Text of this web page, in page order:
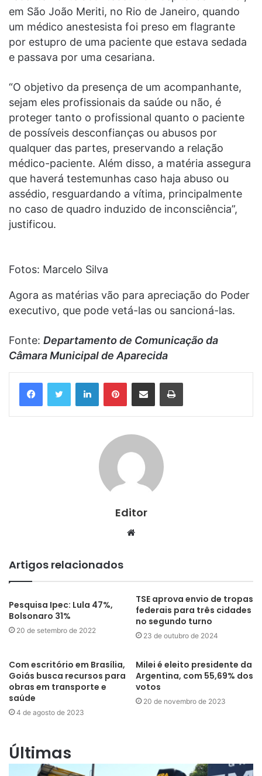
em São João Meriti, no Rio de Janeiro, quando
um médico anestesista foi preso em flagrante
por estupro de uma paciente que estava sedada
e passava por uma cesariana.
“O objetivo da presença de um acompanhante,
sejam eles profissionais da saúde ou não, é
proteger tanto o profissional quanto o paciente
de possíveis desconfianças ou abusos por
qualquer das partes, preservando a relação
médico-paciente. Além disso, a matéria assegura
que haverá testemunhas caso haja abuso ou
assédio, resguardando a vítima, principalmente
no caso de quadro induzido de inconsciência”,
justificou.
Fotos: Marcelo Silva
Agora as matérias vão para apreciação do Poder
executivo, que pode vetá-las ou sancioná-las.
Fonte: Departamento de Comunicação da
Câmara Municipal de Aparecida
LinkedinPinterestCompartilhar via e-mail Imprimir
Editor
Website
Artigos relacionados
Pesquisa Ipec: Lula 47%,
Bolsonaro 31%
20 de setembro de 2022
TSE aprova envio de tropas
federais para três cidades
no segundo turno
23 de outubro de 2024
Com escritório em Brasília,
Goiás busca recursos para
obras em transporte e
saúde
4 de agosto de 2023
Milei é eleito presidente da
Argentina, com 55,69% dos
votos
20 de novembro de 2023
Últimas